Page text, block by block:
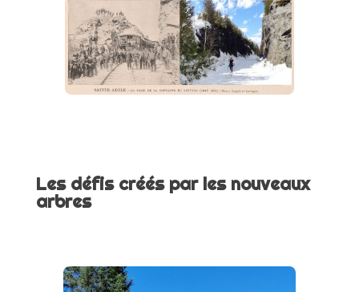
Les défis créés par les nouveaux
arbres